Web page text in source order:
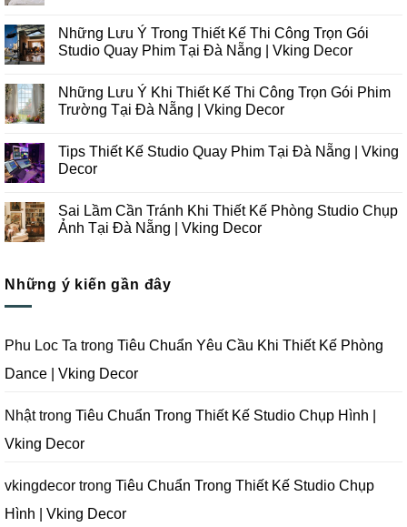
bình
luận
ở
Hướng
Thiết
Kế
Studio
Chụp
Ảnh
Nẵng
Vking
Những Lưu Ý Trong Thiết Kế Thi Công Trọn Gói
Studio Quay Phim Tại Đà Nẵng | Vking Decor
bình
luận
ở
Ý
Trong
Thiết
Công
Trọn
Gói
Tại
Đà
Decor
Những Lưu Ý Khi Thiết Kế Thi Công Trọn Gói Phim
Trường Tại Đà Nẵng | Vking Decor
bình
luận
ở
Ý
Khi
Thiết
Trọn
Gói
Đà
Nẵng
Vking
Tips Thiết Kế Studio Quay Phim Tại Đà Nẵng | Vking
Decor
bình
luận
ở
Studio
Quay
Nẵng
|
Decor
Sai Lầm Cần Tránh Khi Thiết Kế Phòng Studio Chụp
Ảnh Tại Đà Nẵng | Vking Decor
luận
ở
Tránh
Khi
Kế
Chụp
Ảnh
Đà
Vking
Decor
Những ý kiến gần đây
Phu Loc Ta trong Tiêu Chuẩn Yêu Cầu Khi Thiết Kế Phòng
Dance | Vking Decor
Nhậttrong Tiêu Chuẩn Trong Thiết Kế Studio Chụp Hình |
Vking Decor
vkingdecor trong Tiêu Chuẩn Trong Thiết Kế Studio Chụp
Hình | Vking Decor